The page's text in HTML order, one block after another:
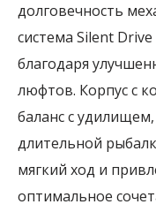
долговечность
система Silent
благодаря
люфтов. Корпус с
баланс с
длительной
мягкий ход и
оптимальное